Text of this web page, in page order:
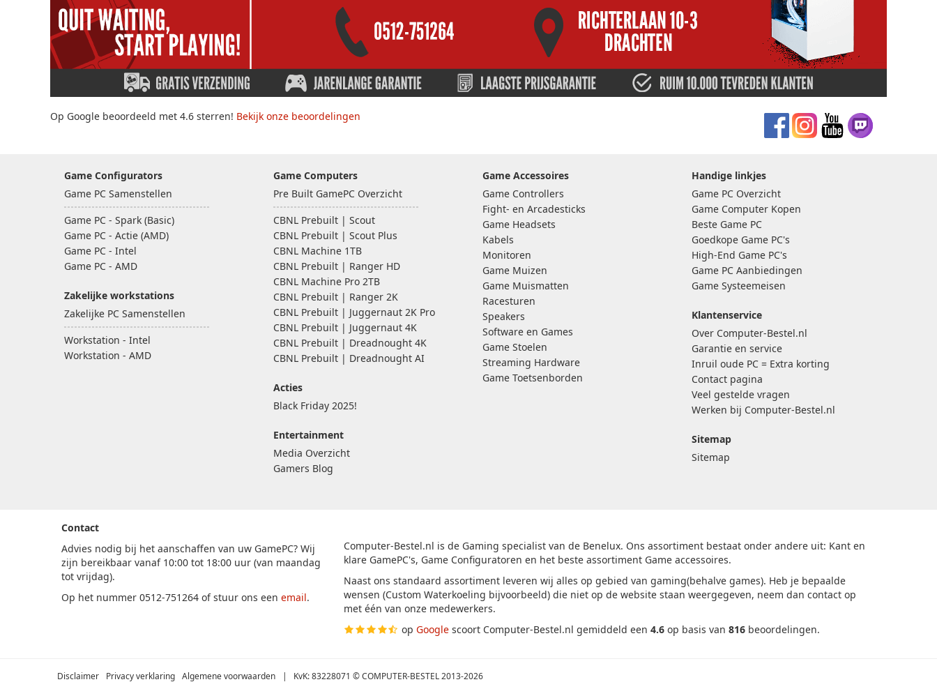
Op Google beoordeeld met 4.6 sterren! Bekijk onze beoordelingen
Game Configurators
Game PC Samenstellen
Game PC - Spark (Basic)
Game PC - Actie (AMD)
Game PC - Intel
Game PC - AMD
Zakelijke workstations
Zakelijke PC Samenstellen
Workstation - Intel
Workstation - AMD
Game Computers
Pre Built GamePC Overzicht
CBNL Prebuilt | Scout
CBNL Prebuilt | Scout Plus
CBNL Machine 1TB
CBNL Prebuilt | Ranger HD
CBNL Machine Pro 2TB
CBNL Prebuilt | Ranger 2K
CBNL Prebuilt | Juggernaut 2K Pro
CBNL Prebuilt | Juggernaut 4K
CBNL Prebuilt | Dreadnought 4K
CBNL Prebuilt | Dreadnought AI
Acties
Black Friday 2025!
Entertainment
Media Overzicht
Gamers Blog
Game Accessoires
Game Controllers
Fight- en Arcadesticks
Game Headsets
Kabels
Monitoren
Game Muizen
Game Muismatten
Racesturen
Speakers
Software en Games
Game Stoelen
Streaming Hardware
Game Toetsenborden
Handige linkjes
Game PC Overzicht
Game Computer Kopen
Beste Game PC
Goedkope Game PC's
High-End Game PC's
Game PC Aanbiedingen
Game Systeemeisen
Klantenservice
Over Computer-Bestel.nl
Garantie en service
Inruil oude PC = Extra korting
Contact pagina
Veel gestelde vragen
Werken bij Computer-Bestel.nl
Sitemap
Sitemap
Contact
Advies nodig bij het aanschaffen van uw GamePC? Wij
zijn bereikbaar vanaf 10:00 tot 18:00 uur (van maandag
tot vrijdag).
Op het nummer 0512-751264 of stuur ons een email.
Computer-Bestel.nl is de Gaming specialist van de Benelux. Ons assortiment bestaat onder andere uit: Kant en
klare GamePC's, Game Configuratoren en het beste assortiment Game accessoires.
Naast ons standaard assortiment leveren wij alles op gebied van gaming(behalve games). Heb je bepaalde
wensen (Custom Waterkoeling bijvoorbeeld) die niet op de website staan weergegeven, neem dan contact op
met één van onze medewerkers.
op Googlescoort Computer-Bestel.nl gemiddeld een 4.6op basis van 816 beoordelingen.
Disclaimer Privacy verklaring Algemene voorwaarden | KvK: 83228071 © COMPUTER-BESTEL 2013-2026